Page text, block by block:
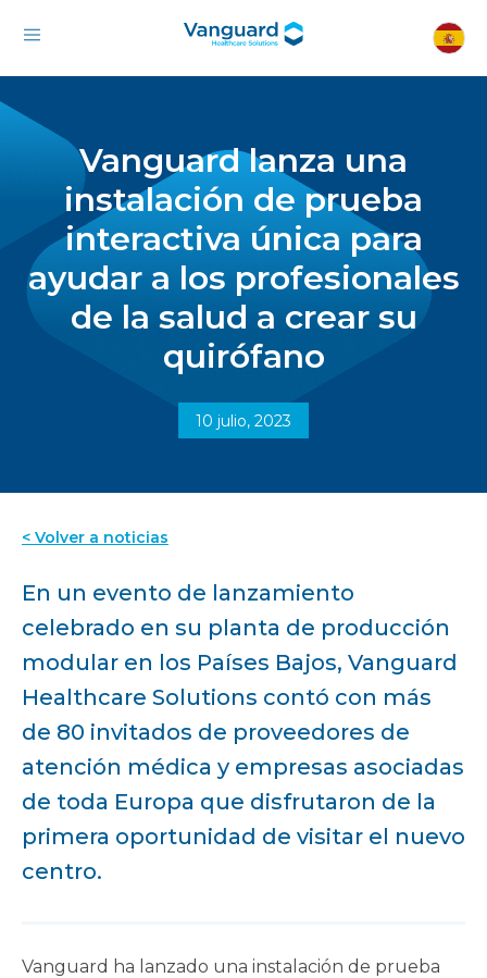
Vanguard lanza una
instalación de prueba
interactiva única para
ayudar a los profesionales
de la salud a crear su
quirófano
10 julio, 2023
< Volver a noticias
En un evento de lanzamiento
celebrado en su planta de producción
modular en los Países Bajos, Vanguard
Healthcare Solutions contó con más
de 80 invitados de proveedores de
atención médica y empresas asociadas
de toda Europa que disfrutaron de la
primera oportunidad de visitar el nuevo
centro.
Vanguard ha lanzado una instalación de prueba